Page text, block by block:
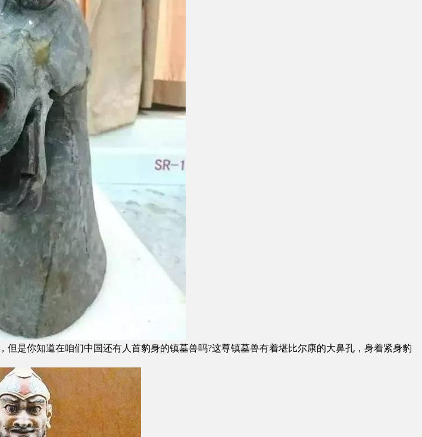
知道在咱们中国还有人首豹身的镇墓兽吗?这尊镇墓兽有着堪比尔康的大鼻孔，身着紧身豹